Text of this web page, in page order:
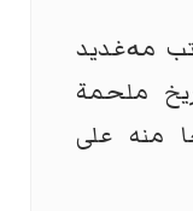
مەغدید
ملحمة
منه على